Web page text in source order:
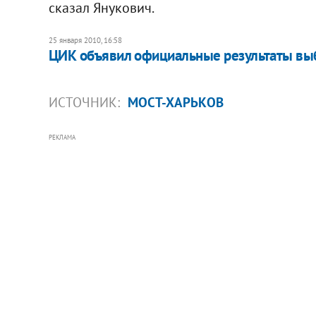
сказал Янукович.
25 января 2010, 16:58
ЦИК объявил официальные результаты
ИСТОЧНИК: МОСТ-ХАРЬКОВ
РЕКЛАМА